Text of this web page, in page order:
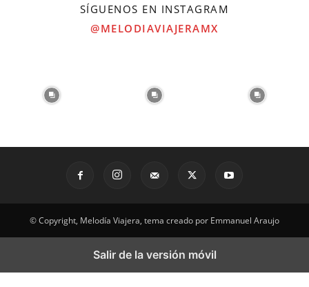
SÍGUENOS EN INSTAGRAM
@MELODIAVIAJERAMX
© Copyright, Melodía Viajera, tema creado por Emmanuel Araujo
Salir de la versión móvil